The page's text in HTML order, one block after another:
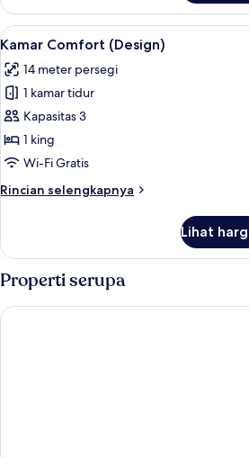
Kamar
(Design)
Lihat
semua
foto
untuk
Kamar
Comfort
(Design)
Seprai
14
Kamar Comfort (Design)
14 meter persegi
1 kamar tidur
Kapasitas 3
1 king
Wi-Fi Gratis
Rincian selengkapnya
Rincian
Kamar
Comfort
(Design)
Lihat
Properti serupa
Premier Inn Wien City Hauptbahnhof